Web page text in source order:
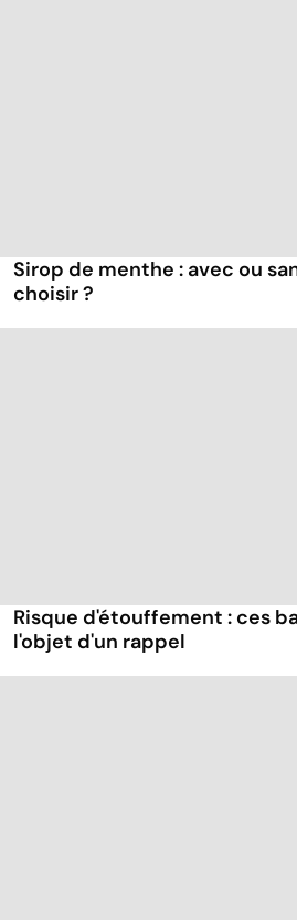
Sirop de menthe : avec ou
choisir ?
Risque d'étouffement : ces
l'objet d'un rappel